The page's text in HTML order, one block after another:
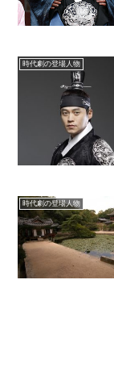
時代劇の登場人物
時代劇の登場人物